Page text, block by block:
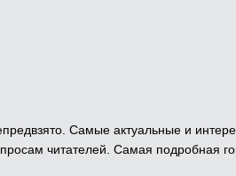
Самые актуальные и
читателей. Самая подробная